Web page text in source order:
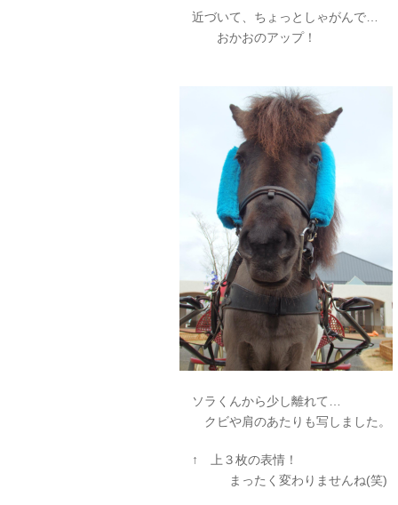
近づいて、ちょっとしゃがんで…
おかおのアップ！
ソラくんから少し離れて…
クビや肩のあたりも写しました。
↑ 上３枚の表情！
まったく変わりませんね(笑)